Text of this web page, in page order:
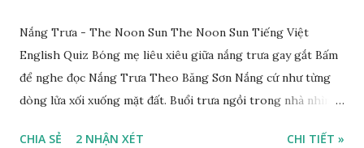
Nắng Trưa - The Noon Sun The Noon Sun Tiếng Việt
English Quiz Bóng mẹ liêu xiêu giữa nắng trưa gay gắt Bấm
để nghe đọc Nắng Trưa Theo Băng Sơn Nắng cứ như từng
dòng lửa xối xuống mặt đất. Buổi trưa ngồi trong nhà nhìn
CHIA SẺ 2 NHẬN XÉT CHI TIẾT »